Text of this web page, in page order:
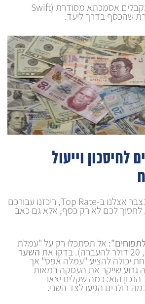
אתם מקבלים אסמכתא מסודרת (Swift
לחיסכון וייעול
מתוך הניסיון הרב שנצבר אצלנו ב-Top Rate, ריכזנו עבורכם
לחסוך לכם לא רק כסף, אלא גם כאב
אל תסתכלו רק על "עמלת
השער
יכולה להציע "עמלה אפס" אך
שייקר את העסקה במאות
הוא: כמה שקלים יצאו
דולרים הגיעו לצד השני.